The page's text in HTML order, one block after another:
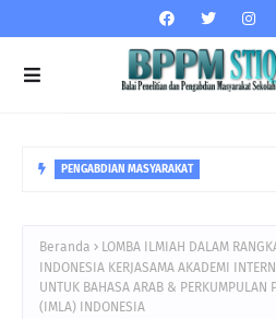
PENGABDIAN MASYARAKAT
Tua dan Ustadzah (FOKUS) KB
Beranda
LOMBA ILMIAH DALAM
INDONESIA KERJASAMA AKADEMI
UNTUK BAHASA ARAB & PERKUMPULAN
(IMLA) INDONESIA